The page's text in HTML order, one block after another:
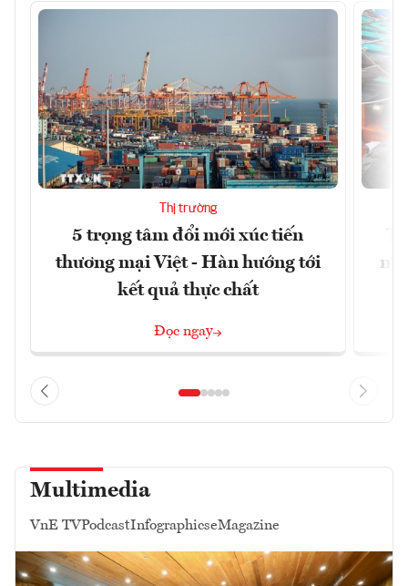
Thị trường
5 trọng tâm đổi mới xúc tiến
thương mại Việt - Hàn hướng tới
kết quả thực chất
Đọc ngay
Multimedia
VnE TVPodcastInfographicseMagazine